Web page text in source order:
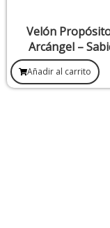
Velón
Arcángel –
Claridad
Expansión de
Añadir al carrito